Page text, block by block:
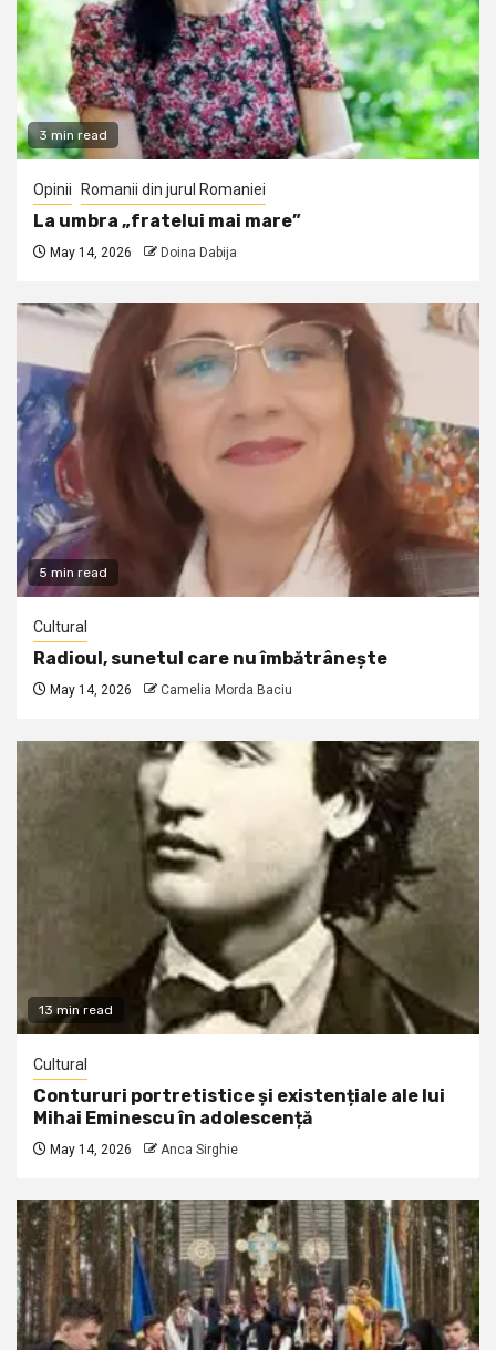
3 min read
Opinii Romanii din jurul Romaniei
La umbra „fratelui mai mare”
May 14, 2026 Doina Dabija
5 min read
Cultural
Radioul, sunetul care nu îmbătrânește
May 14, 2026 Camelia Morda Baciu
13 min read
Cultural
Contururi portretistice și existențiale ale lui
Mihai Eminescu în adolescență
May 14, 2026 Anca Sirghie